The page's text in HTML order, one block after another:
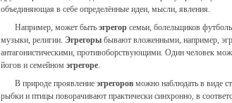
объединяющая в себе определённые идеи, мысли, явления.
Например, может быть эгрегорсемьи, болельщиков
музыки, религии. Эгрегорыбывают вложенными, например,
антагонистическими, противоборствующими. Один человек
йогов и семейном эгрегоре.
В природе проявление эгрегоровможно наблюдать в виде
рыбки и птицы поворачивают практически синхронно, в